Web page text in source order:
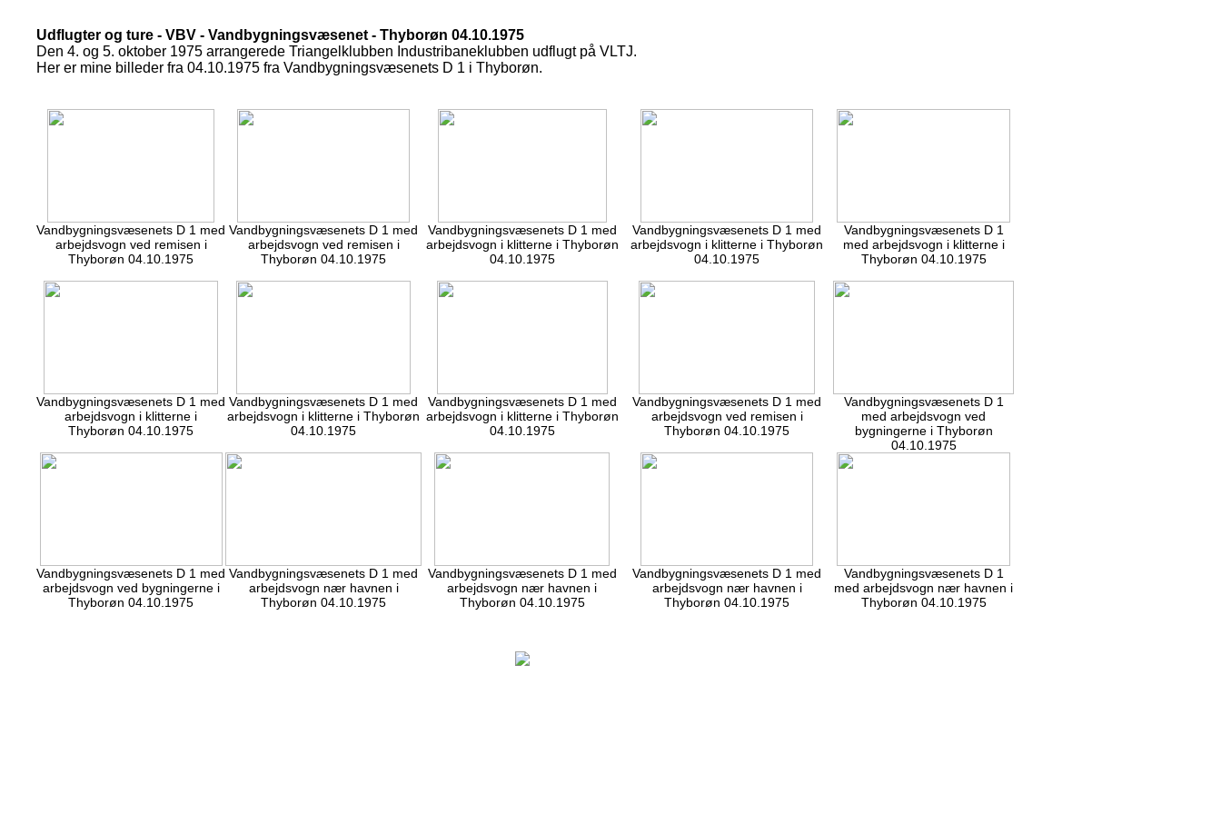
Udflugter og ture - VBV - Vandbygningsvæsenet - Thyborøn 04.10.1975
Den 4. og 5. oktober 1975 arrangerede Triangelklubben Industribaneklubben udflugt på VLTJ.
Her er mine billeder fra 04.10.1975 fra Vandbygningsvæsenets D 1 i Thyborøn.
Vandbygningsvæsenets D 1 med
arbejdsvogn ved remisen i
Thyborøn 04.10.1975
Vandbygningsvæsenets D 1 med
arbejdsvogn ved remisen i
Thyborøn 04.10.1975
Vandbygningsvæsenets D 1 med
arbejdsvogn i klitterne i Thyborøn
04.10.1975
Vandbygningsvæsenets D 1 med
arbejdsvogn i klitterne i Thyborøn
04.10.1975
Vandbygningsvæsenets D 1
med arbejdsvogn i klitterne i
Thyborøn 04.10.1975
Vandbygningsvæsenets D 1 med
arbejdsvogn i klitterne i
Thyborøn 04.10.1975
Vandbygningsvæsenets D 1 med
arbejdsvogn i klitterne i Thyborøn
04.10.1975
Vandbygningsvæsenets D 1 med
arbejdsvogn i klitterne i Thyborøn
04.10.1975
Vandbygningsvæsenets D 1 med
arbejdsvogn ved remisen i
Thyborøn 04.10.1975
Vandbygningsvæsenets D 1
med arbejdsvogn ved
bygningerne i Thyborøn
04.10.1975
Vandbygningsvæsenets D 1 med
arbejdsvogn ved bygningerne i
Thyborøn 04.10.1975
Vandbygningsvæsenets D 1 med
arbejdsvogn nær havnen i
Thyborøn 04.10.1975
Vandbygningsvæsenets D 1 med
arbejdsvogn nær havnen i
Thyborøn 04.10.1975
Vandbygningsvæsenets D 1 med
arbejdsvogn nær havnen i
Thyborøn 04.10.1975
Vandbygningsvæsenets D 1
med arbejdsvogn nær havnen i
Thyborøn 04.10.1975